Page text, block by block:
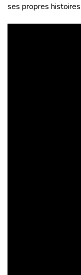
ses propres